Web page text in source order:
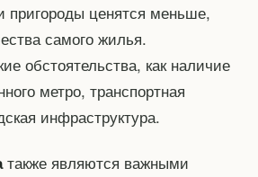
пригороды ценятся меньше,
самого жилья.
обстоятельства, как наличие
метро, транспортная
инфраструктура.
также являются важными